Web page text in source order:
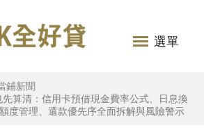
選單
鋪新聞
算清：信用卡預借現金費率公式、日息換
度管理、還款優先序全面拆解與風險警示